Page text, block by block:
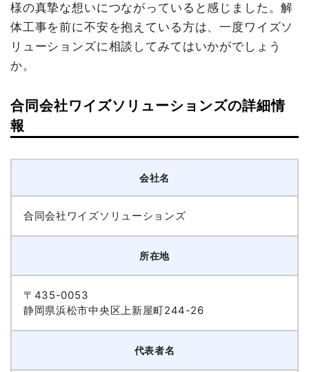
様の真摯な想いにつながっていると感じました。解
体工事を前に不安を抱えている方は、一度ワイズソ
リューションズに相談してみてはいかがでしょう
か。
合同会社ワイズソリューションズの詳細情
報
会社名
合同会社ワイズソリューションズ
所在地
〒435-0053
静岡県浜松市中央区上新屋町244-26
代表者名